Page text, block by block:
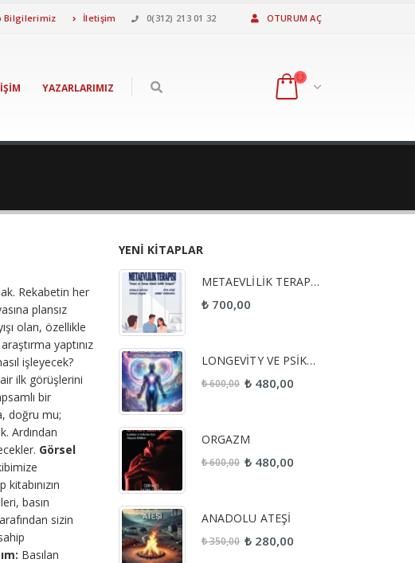
Bilgilerimiz İletişim 0(312) 213 01 32 OTURUM AÇ
YAZARLARIMIZ
Rekabetin her
plansız
olan, özellikle
yaptınız
işleyecek?
ilk görüşlerini
bir
doğru mu;
Ardından
Görsel
basın
sizin
Basılan
YENI KITAPLAR
METAEVLİLİK TERAPİSİ
₺ 700,00
LONGEVİTY VE PSİKOFONKSİYONEL TIP
₺600,00 ₺ 480,00
ORGAZM
₺600,00 ₺ 480,00
ANADOLU ATEŞİ
₺350,00 ₺ 280,00